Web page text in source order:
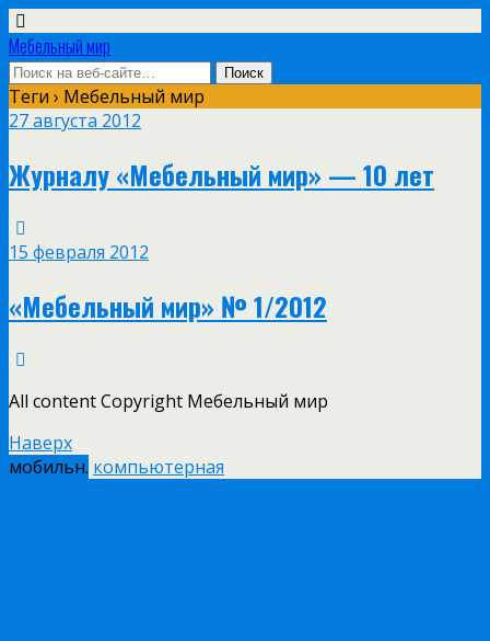
Мебельный мир
Теги › Мебельный мир
27 августа 2012
Журналу «Мебельный мир» — 10 лет
15 февраля 2012
«Мебельный мир» № 1/2012
All content Copyright Мебельный мир
Наверх
мобильн. компьютерная